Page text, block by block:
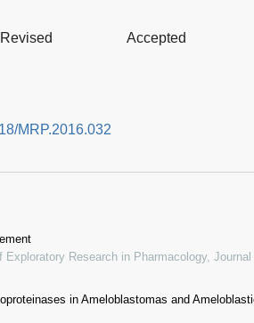
Revised Accepted
MRP.2016.032
Research in Pharmacology,
in Ameloblastomas and